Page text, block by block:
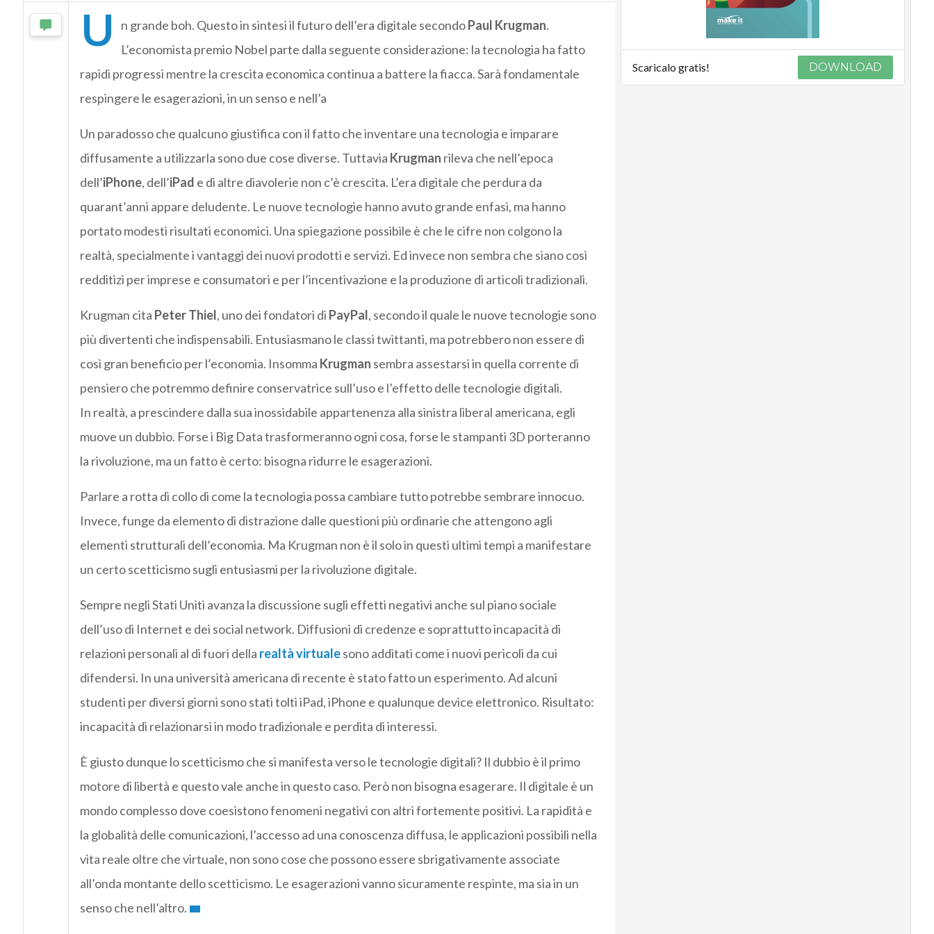
U n grande boh. Questo in sintesi il futuro dell’era digitale secondoPaul Krugman.
L’economista premio Nobel parte dalla seguente considerazione: la tecnologia ha fatto
rapidi progressi mentre la crescita economica continua a battere la fiacca. Sarà fondamentale
respingere le esagerazioni, in un senso e nell’a
Un paradosso che qualcuno giustifica con il fatto che inventare una tecnologia e imparare
diffusamente a utilizzarla sono due cose diverse. Tuttavia Krugman rileva che nell’epoca
dell’iPhone, dell’iPad e di altre diavolerie non c’è crescita. L’era digitale che perdura da
quarant’anni appare deludente. Le nuove tecnologie hanno avuto grande enfasi, ma hanno
portato modesti risultati economici. Una spiegazione possibile è che le cifre non colgono la
realtà, specialmente i vantaggi dei nuovi prodotti e servizi. Ed invece non sembra che siano così
redditizi per imprese e consumatori e per l’incentivazione e la produzione di articoli tradizionali.
Krugman cita Peter Thiel, uno dei fondatori di PayPal, secondo il quale le nuove tecnologie sono
più divertenti che indispensabili. Entusiasmano le classi twittanti, ma potrebbero non essere di
così gran beneficio per l’economia. Insomma Krugman sembra assestarsi in quella corrente di
pensiero che potremmo definire conservatrice sull’uso e l’effetto delle tecnologie digitali.
In realtà, a prescindere dalla sua inossidabile appartenenza alla sinistra liberal americana, egli
muove un dubbio. Forse i Big Data trasformeranno ogni cosa, forse le stampanti 3D porteranno
la rivoluzione, ma un fatto è certo: bisogna ridurre le esagerazioni.
Parlare a rotta di collo di come la tecnologia possa cambiare tutto potrebbe sembrare innocuo.
Invece, funge da elemento di distrazione dalle questioni più ordinarie che attengono agli
elementi strutturali dell’economia. Ma Krugman non è il solo in questi ultimi tempi a manifestare
un certo scetticismo sugli entusiasmi per la rivoluzione digitale.
Sempre negli Stati Uniti avanza la discussione sugli effetti negativi anche sul piano sociale
dell’uso di Internet e dei social network. Diffusioni di credenze e soprattutto incapacità di
relazioni personali al di fuori della realtà virtualesono additati come i nuovi pericoli da cui
difendersi. In una università americana di recente è stato fatto un esperimento. Ad alcuni
studenti per diversi giorni sono stati tolti iPad, iPhone e qualunque device elettronico. Risultato:
incapacità di relazionarsi in modo tradizionale e perdita di interessi.
È giusto dunque lo scetticismo che si manifesta verso le tecnologie digitali? Il dubbio è il primo
motore di libertà e questo vale anche in questo caso. Però non bisogna esagerare. Il digitale è un
mondo complesso dove coesistono fenomeni negativi con altri fortemente positivi. La rapidità e
la globalità delle comunicazioni, l’accesso ad una conoscenza diffusa, le applicazioni possibili nella
vita reale oltre che virtuale, non sono cose che possono essere sbrigativamente associate
all’onda montante dello scetticismo. Le esagerazioni vanno sicuramente respinte, ma sia in un
senso che nell’altro.
Scaricalo gratis! DOWNLOAD